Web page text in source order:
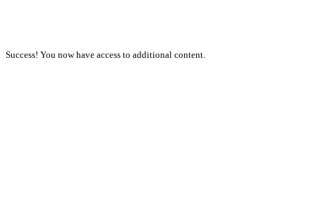
Success! You now have access to additional content.